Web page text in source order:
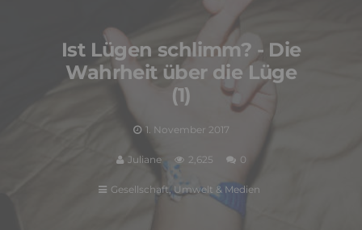
Ist Lügen schlimm? - Die
Wahrheit über die Lüge
(1)
1. November 2017
Juliane 2,625 0
Gesellschaft, Umwelt & Medien